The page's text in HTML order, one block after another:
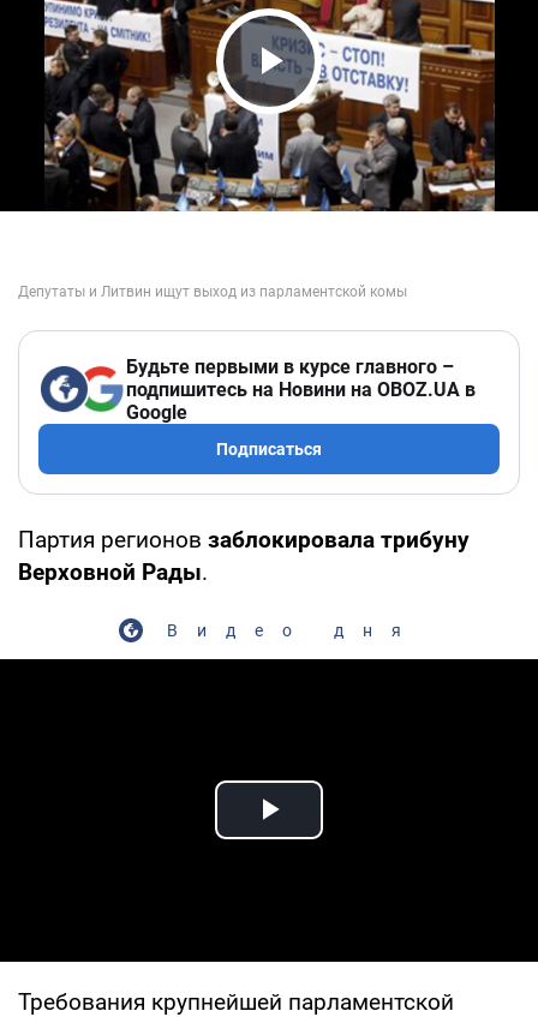
Play Video
Будьте первыми в курсе главного –
подпишитесь на Новини на OBOZ.UA в
Google
Подписаться
Партия регионов заблокировала трибуну
Верховной Рады.
Видео дня
Play Video
Требования крупнейшей парламентской